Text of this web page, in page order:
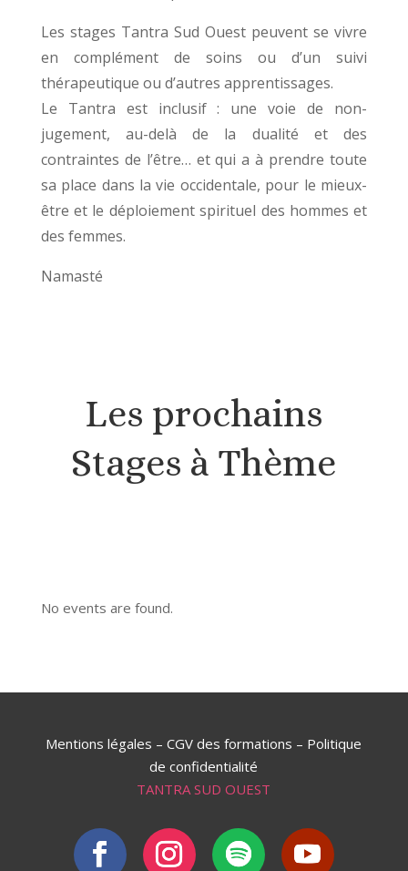
Les stages Tantra Sud Ouest peuvent se vivre
en complément de soins ou d’un suivi
thérapeutique ou d’autres apprentissages.
Le Tantra est inclusif : une voie de non-
jugement, au-delà de la dualité et des
contraintes de l’être… et qui a à prendre toute
sa place dans la vie occidentale, pour le mieux-
être et le déploiement spirituel des hommes et
des femmes.
Namasté
Les prochains
Stages à Thème
No events are found.
Mentions légales –CGV des formations – Politique
de confidentialité
TANTRA SUD OUEST